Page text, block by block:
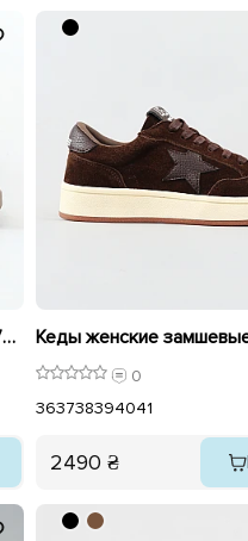
Кеды женские замшевые 594874 Черные
0
363738394041
2490 ₴